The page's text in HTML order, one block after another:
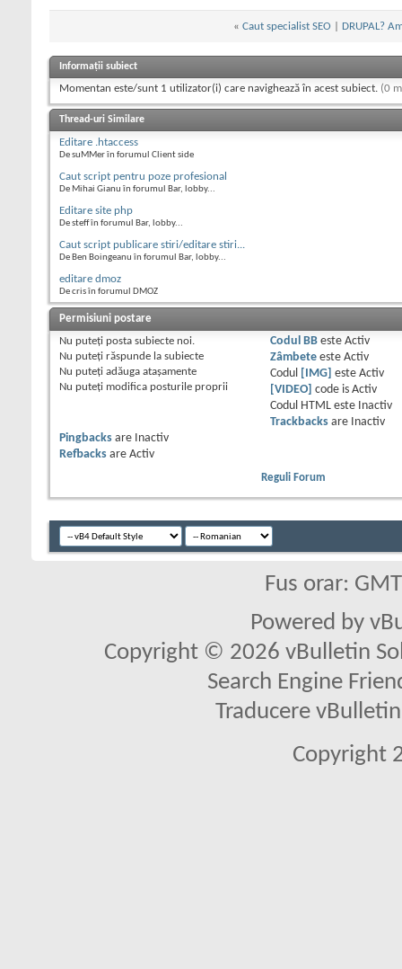
« Caut specialist SEO DRUPAL?
Informații subiect
Momentan este/sunt 1 utilizator(i) care navighează în acest subiect. (0
Thread-uri Similare
Editare .htaccess
De suMMer în forumul Client side
Caut script pentru poze profesional
De Mihai Gianu în forumul Bar, lobby...
Editare site php
De steff în forumul Bar, lobby...
Caut script publicare stiri/editare stiri...
De Ben Boingeanu în forumul Bar, lobby...
editare dmoz
De cris în forumul DMOZ
Permisiuni postare
Nu puteţi posta subiecte noi.
Nu puteţi răspunde la subiecte
Nu puteţi adăuga ataşamente
Nu puteţi modifica posturile proprii
Codul BBeste Activ
Zâmbeteeste Activ
Codul
[IMG] este Activ
[VIDEO]
code is Activ
Codul HTML este
Inactiv
Trackbacksare
Inactiv
Pingbacks are
Inactiv
Refbacks are Activ
Reguli Forum
Fus orar:
Powered by
Copyright © 2026 vBulletin
Search Engine
Traducere
Copyright